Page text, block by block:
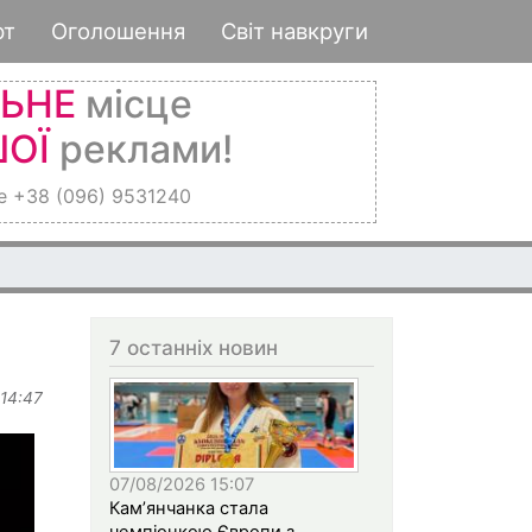
Оголошення Світ навкруги
місце
реклами!
+38 (096) 9531240
7 останніх новин
07/08/2026 15:07
Кам’янчанка стала